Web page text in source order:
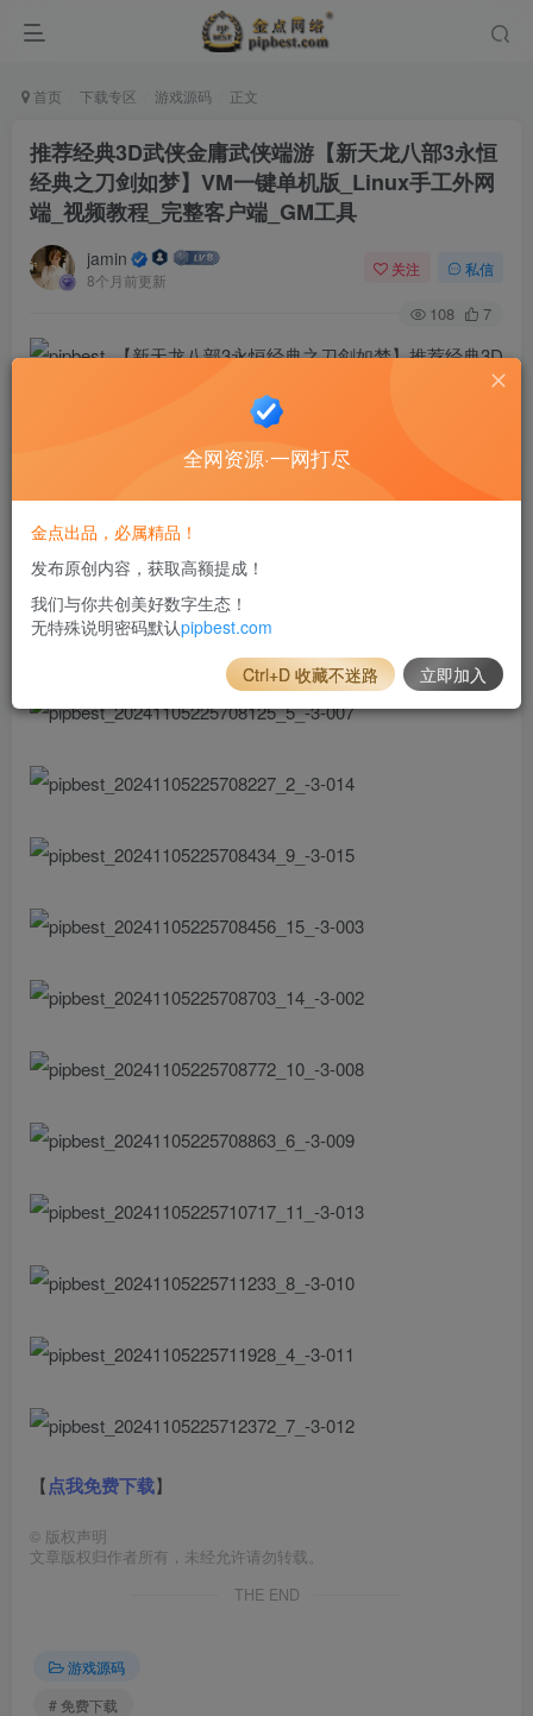
首页 下载专区 游戏源码 正文
推荐经典3D武侠金庸武侠端游【新天龙八部3永恒
经典之刀剑如梦】VM一键单机版_Linux手工外网
端_视频教程_完整客户端_GM工具
jamin
8个月前更新
关注 私信
108 7
【点我免费下载】
© 版权声明
文章版权归作者所有，未经允许请勿转载。
THE END
游戏源码
# 免费下载
全网资源·一网打尽
金点出品，必属精品！
发布原创内容，获取高额提成！
我们与你共创美好数字生态！
无特殊说明密码默认pipbest.com
Ctrl+D 收藏不迷路 立即加入